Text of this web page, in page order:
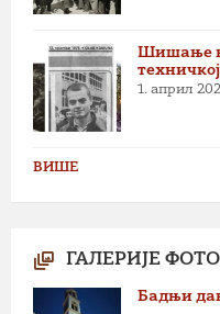
Шишање
1. април
ВИШЕ
ГАЛЕРИЈЕ
Бадњи